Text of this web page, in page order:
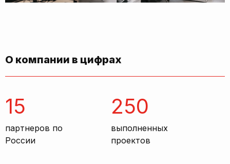
О компании в цифрах
15
партнеров по
России
250
выполненных
проектов